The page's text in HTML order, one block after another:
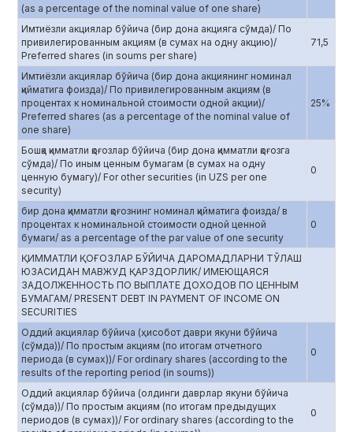
(as a percentage of the nominal value of one share)
Имтиёзли акциялар бўйича (бир дона акцияга сўмда)/ По
привилегированным акциям (в сумах на одну акцию)/
Preferred shares (in soums per share)
71,5
Имтиёзли акциялар бўйича (бир дона акциянинг номинал
қийматига фоизда)/ По привилегированным акциям (в
процентах к номинальной стоимости одной акции)/
Preferred shares (as a percentage of the nominal value of
one share)
25%
Бошқа қимматли қоғозлар бўйича (бир дона қимматли қоғозга
сўмда)/ По иным ценным бумагам (в сумах на одну
ценную бумагу)/ For other securities (in UZS per one
security)
0
бир дона қимматли қоғознинг номинал қийматига фоизда/ в
процентах к номинальной стоимости одной ценной
бумаги/ as a percentage of the par value of one security
0
ҚИММАТЛИ ҚОҒОЗЛАР БЎЙИЧА ДАРОМАДЛАРНИ ТЎЛАШ
ЮЗАСИДАН МАВЖУД ҚАРЗДОРЛИК/ ИМЕЮЩАЯСЯ
ЗАДОЛЖЕННОСТЬ ПО ВЫПЛАТЕ ДОХОДОВ ПО ЦЕННЫМ
БУМАГАМ/ PRESENT DEBT IN PAYMENT OF INCOME ON
SECURITIES
Оддий акциялар бўйича (ҳисобот даври якуни бўйича
(сўмда))/ По простым акциям (по итогам отчетного
периода (в сумах))/ For ordinary shares (according to the
results of the reporting period (in soums))
0
Оддий акциялар бўйича (олдинги даврлар якуни бўйича
(сўмда))/ По простым акциям (по итогам предыдущих
периодов (в сумах))/ For ordinary shares (according to the
0